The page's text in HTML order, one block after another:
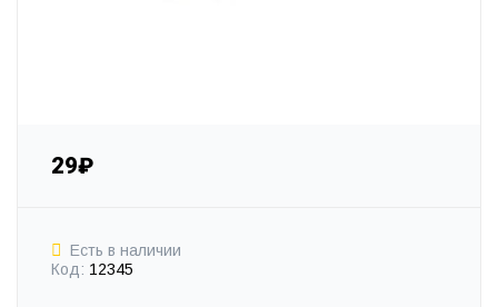
29₽
Есть в наличии
Код: 12345